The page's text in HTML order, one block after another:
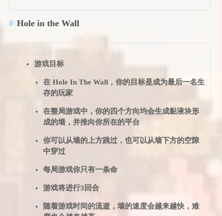
Hole in the Wall
游戏目标
在 Hole In The Wall，你的目标是成为最后一名生
存的玩家
在整局游戏中，你的四个方向均会生成黏液块形
成的墙，并推向你所在的平台
你可以从墙的上方跳过，也可以从墙下方的空隙
中穿过
每局游戏你只有一条命
游戏将进行3回合
随着游戏时间的流逝，墙的速度会越来越快，难